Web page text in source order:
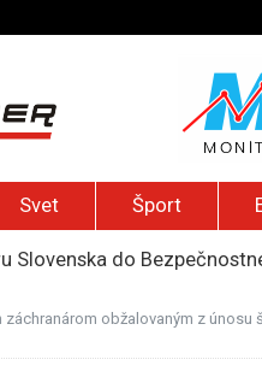
Svet Šport
Slovenska do
sa vo Francúzsku
záchranárom obžalovaným z